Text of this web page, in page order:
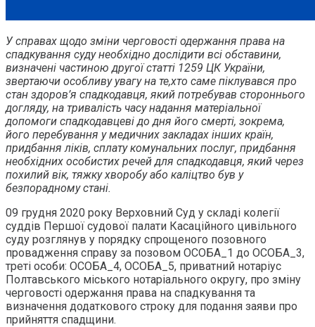
У справах щодо зміни черговості одержання права на
спадкування суду необхідно дослідити всі обставини,
визначені частиною другої статті 1259 ЦК України,
звертаючи особливу увагу на те,хто саме піклувався про
стан здоров’я спадкодавця, який потребував стороннього
догляду, на тривалість часу надання матеріальної
допомоги спадкодавцеві до дня його смерті, зокрема,
його перебування у медичних закладах інших країн,
придбання ліків, сплату комунальних послуг, придбання
необхідних особистих речей для спадкодавця, який через
похилий вік, тяжку хворобу або каліцтво був у
безпорадному стані.
09 грудня 2020 року Верховний Суд у складі колегії
суддів Першої судової палати Касаційного цивільного
суду розглянув у порядку спрощеного позовного
провадження справу за позовом ОСОБА_1 до ОСОБА_3,
треті особи: ОСОБА_4, ОСОБА_5, приватний нотаріус
Полтавського міського нотаріального округу, про зміну
черговості одержання права на спадкування та
визначення додаткового строку для подання заяви про
прийняття спадщини.